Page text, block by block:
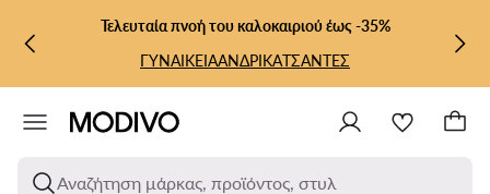
ΜΕΤΆΒΑΣΗ ΣΤΟ ΚΎΡΙΟ ΠΕΡΙΕΧΌΜΕΝΟ
ΜΕΤΆΒΑΣΗ ΣΤΗΝ ΑΝΑΖΉΤΗΣΗ
Τελευταία πνοή του καλοκαιριού έως -35%
ΓΥΝΑΙΚΕΙΑΑΝΔΡΙΚΑΤΣΑΝΤΕΣ
Αναζήτηση μάρκας, προϊόντος, στυλ